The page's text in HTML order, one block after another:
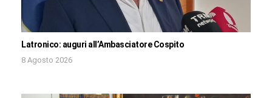
Latronico: auguri all’Ambasciatore Cospito
8 Agosto 2026